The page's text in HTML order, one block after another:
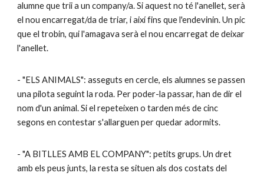
alumne que trii a un company/a. Si aquest no té l'anellet, serà
el nou encarregat/da de triar, i així fins que l'endevinin. Un pic
que el trobin, qui l'amagava serà el nou encarregat de deixar
l'anellet.
- "ELS ANIMALS": asseguts en cercle, els alumnes se passen
una pilota seguint la roda. Per poder-la passar, han de dir el
nom d'un animal. Si el repeteixen o tarden més de cinc
segons en contestar s'allarguen per quedar adormits.
- "A BITLLES AMB EL COMPANY": petits grups. Un dret
amb els peus junts, la resta se situen als dos costats del